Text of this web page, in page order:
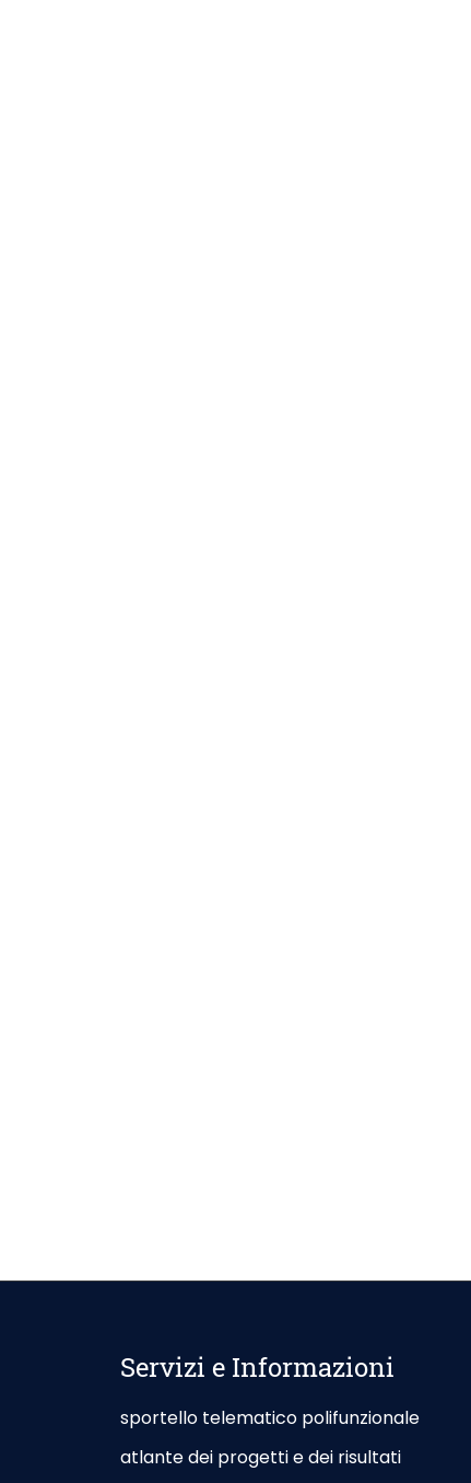
Servizi e Informazioni
sportello telematico polifunzionale
atlante dei progetti e dei risultati